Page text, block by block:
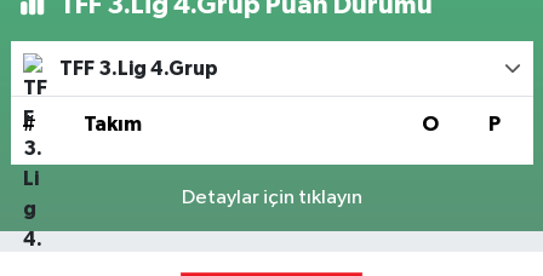
TFF 3.Lig 4.Grup
# Takım O P
Detaylar için tıklayın